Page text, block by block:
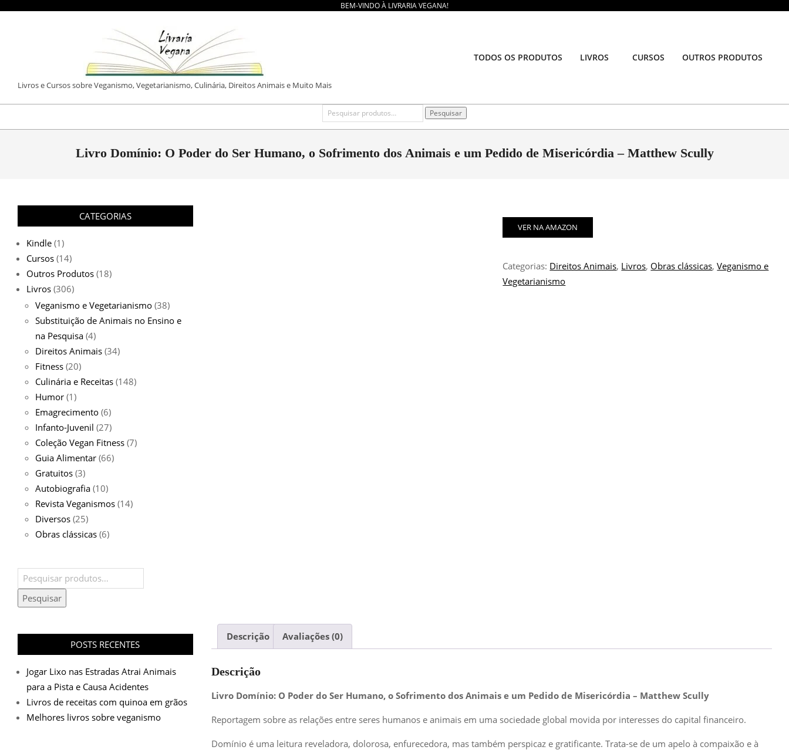
BEM-VINDO À LIVRARIA VEGANA!
LIVRARIA
VEGANA
Livros e Cursos sobre Veganismo, Vegetarianismo, Culinária, Direitos Animais e Muito Mais
TODOS OS PRODUTOS LIVROS CURSOS OUTROS PRODUTOS
Pesquisar
por:
Pesquisar
Livro Domínio: O Poder do Ser Humano, o Sofrimento dos Animais e um Pedido de Misericórdia – Matthew Scully
VER NA AMAZON
Categorias: Direitos Animais, Livros, Obras clássicas,Veganismo e
Vegetarianismo
Descrição Avaliações (0)
Descrição
Livro Domínio: O Poder do Ser Humano, o Sofrimento dos Animais e um Pedido de Misericórdia – Matthew Scully
Reportagem sobre as relações entre seres humanos e animais em uma sociedade global movida por interesses do capital financeiro.
Domínio é uma leitura reveladora, dolorosa, enfurecedora, mas também perspicaz e gratificante. Trata-se de um apelo à compaixão e à
CATEGORIAS
Kindle (1)
Cursos (14)
Outros Produtos (18)
Livros (306)
Veganismo e Vegetarianismo (38)
Substituição de Animais no Ensino e
na Pesquisa (4)
Direitos Animais (34)
Fitness (20)
Culinária e Receitas (148)
Humor (1)
Emagrecimento (6)
Infanto-Juvenil (27)
Coleção Vegan Fitness (7)
Guia Alimentar (66)
Gratuitos (3)
Autobiografia (10)
Revista Veganismos (14)
Diversos (25)
Obras clássicas (6)
Pesquisar
por:
Pesquisar
POSTS RECENTES
Jogar Lixo nas Estradas Atrai Animais
para a Pista e Causa Acidentes
Livros de receitas com quinoa em grãos
Melhores livros sobre veganismo